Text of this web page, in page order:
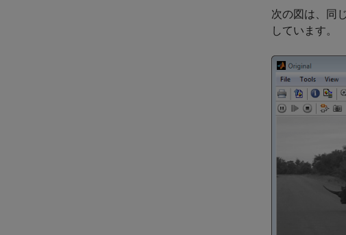
次の図は、同
しています。